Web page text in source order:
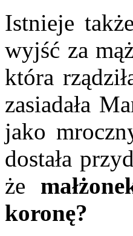
Istnieje
wyjść za
która
zasiadała
jako
dostała
że
koronę?